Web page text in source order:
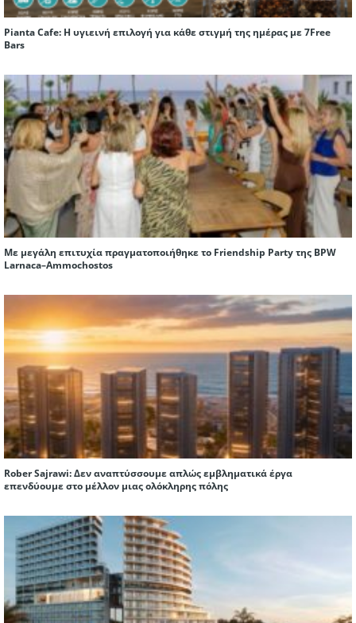
Pianta Cafe: Η υγιεινή επιλογή για κάθε στιγμή της ημέρας με 7Free
Bars
Με μεγάλη επιτυχία πραγματοποιήθηκε το Friendship Party της BPW
Larnaca–Ammochostos
Rober Sajrawi: Δεν αναπτύσσουμε απλώς εμβληματικά έργα
επενδύουμε στο μέλλον μιας ολόκληρης πόλης